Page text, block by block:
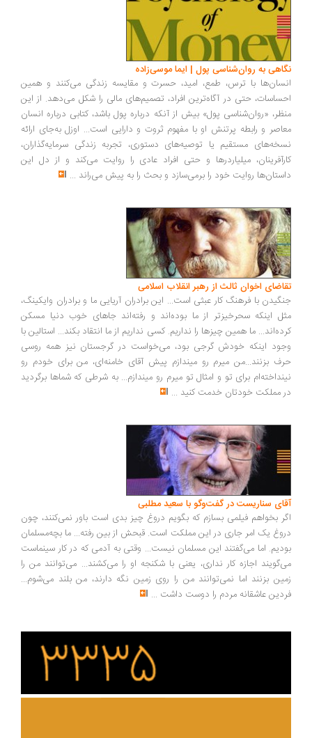
به روان‌شناسی پول | ایما موسی‌زاده
با ترس، طمع، امید، حسرت و مقایسه زندگی می‌کنند و همین
حتی در آگاه‌ترین افراد، تصمیم‌های مالی را شکل می‌دهد. از این
«روان‌شناسی پول» بیش از آنکه درباره پول باشد، کتابی درباره انسان
و رابطه پرتنش او با مفهوم ثروت و دارایی است... اوزل به‌جای ارائه
مستقیم یا توصیه‌های دستوری، تجربه زندگی سرمایه‌گذاران،
میلیاردرها و حتی افراد عادی را روایت می‌کند و از دل این
روایت خود را برمی‌سازد و بحث را به پیش می‌راند ...
اخوان ثالث از رهبر انقلاب اسلامی
با فرهنگ کار عبثی است... این برادران آریایی ما و برادران وایکینگ،
اینکه سحرخیزتر از ما بوده‌اند و رفته‌اند جاهای خوب دنیا مسکن
ما همین چیزها را نداریم. کسی نداریم از ما انتقاد بکند... استالین با
اینکه خودش گرجی بود، می‌خواست در گرجستان نیز همه روسی
بزنند...من میرم رو میندازم پیش آقای خامنه‌ای، من برای خودم رو
برای تو و امثال تو میرم رو میندازم... به شرطی که شماها برگردید
مملکت خودتان خدمت کنید...
سناریست در گفت‌وگو با سعید مطلبی
بخواهم فیلمی بسازم که بگویم دروغ چیز بدی است باور نمی‌کنند، چون
یک امر جاری در این مملکت است. قبحش از بین رفته... ما بچه‌مسلمان
اما می‌گفتند این مسلمان نیست... وقتی به آدمی که در کار سینماست
اجازه کار نداری، یعنی با شکنجه او را می‌کشند... می‌توانند من را
بزنند اما نمی‌توانند من را روی زمین نگه دارند، من بلند می‌شوم...
عاشقانه مردم را دوست داشت ...